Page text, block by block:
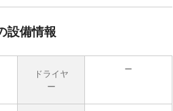
設備情報
ドライヤ
ー